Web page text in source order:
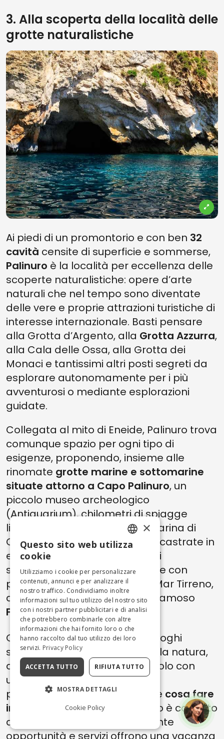
3. Alla scoperta della località delle
grotte naturalistiche
Ai piedi di un promontorio e con ben 32
cavità censite di superficie e sommerse,
Palinuro è la località per eccellenza delle
scoperte naturalistiche: opere d’arte
naturali che nel tempo sono diventate
delle vere e proprie attrazioni turistiche di
interesse internazionale. Basti pensare
alla Grotta d’Argento, alla Grotta Azzurra,
alla Cala delle Ossa, alla Grotta dei
Monaci e tantissimi altri posti segreti da
esplorare autonomamente per i più
avventurosi o mediante esplorazioni
guidate.
Collegata al mito di Eneide, Palinuro trova
comunque spazio per ogni tipo di
esigenze, proponendo, insieme alle
rinomate grotte marine e sottomarine
situate attorno a Capo Palinuro, un
piccolo museo archeologico
(Antiquarium), chilometri di spiagge
libere che si spingono fino a Marina di
Camerota, spiagge segrete incastrate in
elementi naturali ed escursioni
suggestive sul promontorio che con
prepotenza di spinge verso il Mar Tirreno,
al di sopra del quale si erge il famoso
Faroomonimo.
C'è un'incredibile quantità di luoghi
segreti, nascosti e immersi nella natura,
ai quali è possibile accedere solo con
un'imbarcazione. Valorizzare e
permettere ai turisti di scoprire cosa fare
in Cilento
nella zona di Palinuro è compito
delle attività locali, che mediante
opportunità e servizi offrono una vacanza
ENGLISH
ITALIAN
×
Questo sito web utilizza
cookie
Utilizziamo i cookie per personalizzare
contenuti, annunci e per analizzare il
nostro traffico. Condividiamo inoltre
informazioni sul tuo utilizzo del nostro sito
con i nostri partner pubblicitari e di analisi
che potrebbero combinarle con altre
informazioni che hai fornito loro o che
hanno raccolto dal tuo utilizzo dei loro
servizi. Privacy Policy
ACCETTA TUTTO RIFIUTA TUTTO
MOSTRA DETTAGLI
Cookie Policy